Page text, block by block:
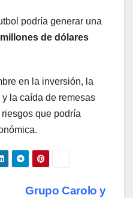
podría generar una
de dólares
en la inversión, la
la caída de remesas
que podría
Grupo Carolo y